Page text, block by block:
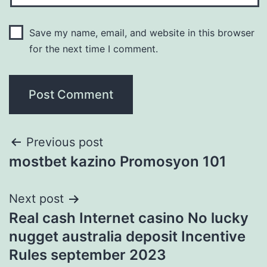
Save my name, email, and website in this browser
for the next time I comment.
Previous post
mostbet kazino Promosyon 101
Next post
Real cash Internet casino No lucky
nugget australia deposit Incentive
Rules ️september 2023